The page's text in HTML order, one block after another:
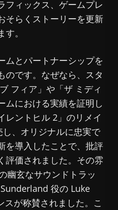
フィックス、ゲームプレ
そらくストーリーを更新
。
ムとパートナーシップを
のです。なぜなら、スタ
フィア」や「ザ ミディ
ムにおける実績を証明し
レントヒル 2」のリメイ
、オリジナルに忠実で
を導入したことで、批評
評価されました。その雰
幽玄なサウンドトラッ
役の Luke
が称賛されました。こ